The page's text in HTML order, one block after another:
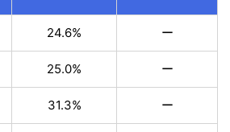
24.6% ー
25.0% ー
31.3% ー